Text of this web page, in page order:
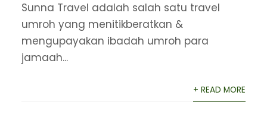
Sunna Travel adalah salah satu travel
umroh yang menitikberatkan &
mengupayakan ibadah umroh para
jamaah...
+ READ MORE